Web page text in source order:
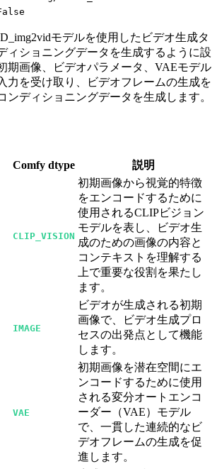
モデルを使用したビデオ生成タ
ィショニングデータを生成するように設
期画像、ビデオパラメータ、VAEモデル
力を受け取り、ビデオフレームの生成を
ンディショニングデータを生成します。
Comfy dtype 説明
CLIP_VISION
初期画像から視覚的特徴
をエンコードするために
使用されるCLIPビジョン
モデルを表し、ビデオ生
成のための画像の内容と
コンテキストを理解する
上で重要な役割を果たし
ます。
IMAGE
ビデオが生成される初期
画像で、ビデオ生成プロ
セスの出発点として機能
します。
VAE
初期画像を潜在空間にエ
ンコードするために使用
される変分オートエンコ
ーダー（VAE）モデル
で、一貫した連続的なビ
デオフレームの生成を促
進します。